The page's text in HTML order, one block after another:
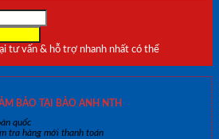
tư vấn & hỗ trợ nhanh nhất có thể
BẢO TẠI BẢO ANH NTH
quốc
tra hàng mới thanh toán